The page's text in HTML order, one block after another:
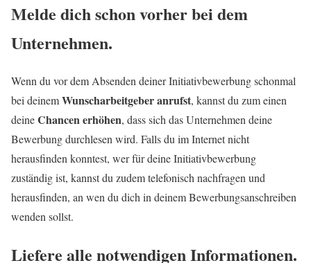
Melde dich schon vorher bei dem
Unternehmen.
Wenn du vor dem Absenden deiner Initiativbewerbung schonmal
bei deinemWunscharbeitgeber anrufst, kannst du zum einen
deineChancen erhöhen, dass sich das Unternehmen deine
Bewerbung durchlesen wird. Falls du im Internet nicht
herausfinden konntest, wer für deine Initiativbewerbung
zuständig ist, kannst du zudem telefonisch nachfragen und
herausfinden, an wen du dich in deinem Bewerbungsanschreiben
wenden sollst.
Liefere alle notwendigen Informationen.